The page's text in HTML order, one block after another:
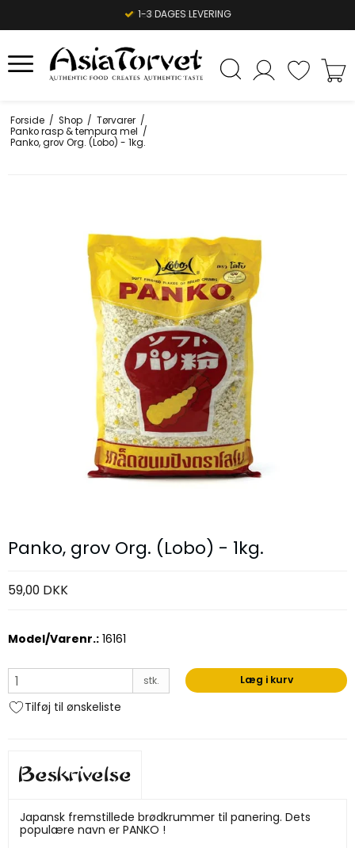
1-3 DAGES LEVERING
Forside / Shop / Tørvarer /
Panko rasp & tempura mel /
Panko, grov Org. (Lobo) - 1kg.
Panko, grov Org. (Lobo) - 1kg.
59,00 DKK
Model/Varenr.: 16161
stk. Læg i kurv
Tilføj til ønskeliste
Beskrivelse
Japansk fremstillede brødkrummer til panering. Dets
populære navn er PANKO !